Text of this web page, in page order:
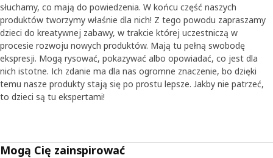
słuchamy, co mają do powiedzenia. W końcu część naszych
produktów tworzymy właśnie dla nich! Z tego powodu zapraszamy
dzieci do kreatywnej zabawy, w trakcie której uczestniczą w
procesie rozwoju nowych produktów. Mają tu pełną swobodę
ekspresji. Mogą rysować, pokazywać albo opowiadać, co jest dla
nich istotne. Ich zdanie ma dla nas ogromne znaczenie, bo dzięki
temu nasze produkty stają się po prostu lepsze. Jakby nie patrzeć,
to dzieci są tu ekspertami!
Mogą Cię zainspirować